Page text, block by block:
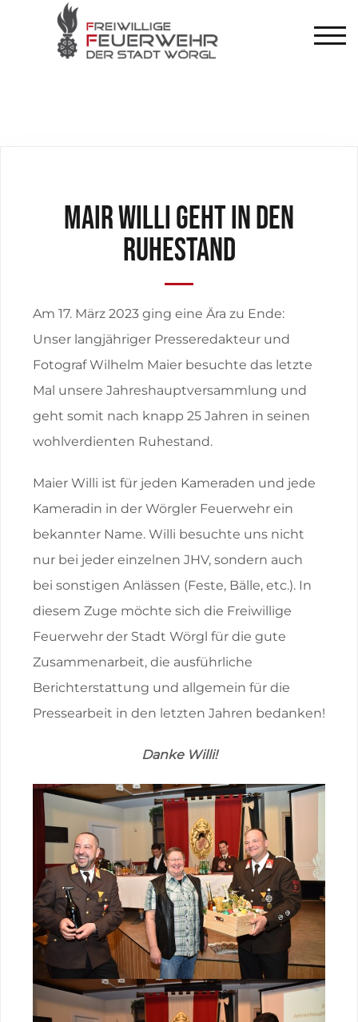
Mair Willi geht in den
Ruhestand
Am 17. März 2023 ging eine Ära zu Ende:
Unser langjähriger Presseredakteur und
Fotograf Wilhelm Maier besuchte das letzte
Mal unsere Jahreshauptversammlung und
geht somit nach knapp 25 Jahren in seinen
wohlverdienten Ruhestand.
Maier Willi ist für jeden Kameraden und jede
Kameradin in der Wörgler Feuerwehr ein
bekannter Name. Willi besuchte uns nicht
nur bei jeder einzelnen JHV, sondern auch
bei sonstigen Anlässen (Feste, Bälle, etc.). In
diesem Zuge möchte sich die Freiwillige
Feuerwehr der Stadt Wörgl für die gute
Zusammenarbeit, die ausführliche
Berichterstattung und allgemein für die
Pressearbeit in den letzten Jahren bedanken!
Danke Willi!